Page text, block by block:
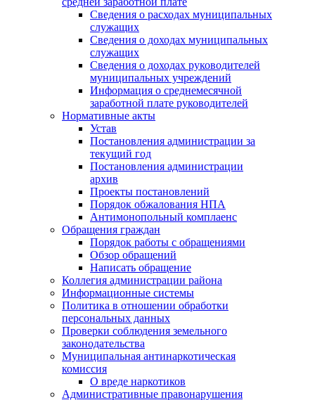
Сведения о расходах муниципальных
служащих
Сведения о доходах муниципальных
служащих
Сведения о доходах руководителей
муниципальных учреждений
Информация о среднемесячной
заработной плате руководителей
Нормативные акты
Устав
Постановления администрации за
текущий год
Постановления администрации
архив
Проекты постановлений
Порядок обжалования НПА
Антимонопольный комплаенс
Обращения граждан
Порядок работы с обращениями
Обзор обращений
Написать обращение
Коллегия администрации района
Информационные системы
Политика в отношении обработки
персональных данных
Проверки соблюдения земельного
законодательства
Муниципальная антинаркотическая
комиссия
О вреде наркотиков
Административные правонарушения